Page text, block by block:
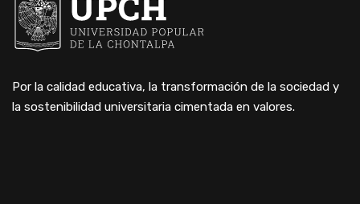
Por la calidad educativa, la transformación de la sociedad y
la sostenibilidad universitaria cimentada en valores.